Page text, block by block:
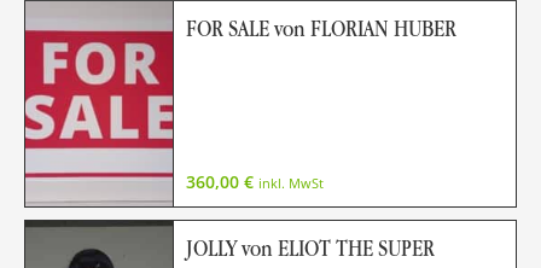
FOR SALE von FLORIAN HUBER
360,00 € inkl. MwSt
JOLLY von ELIOT THE SUPER